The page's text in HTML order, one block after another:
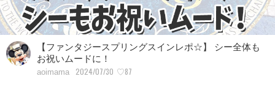
【ファンタジースプリングスインレポ☆】 シー全体も
お祝いムードに！
aoimama 2024/07/30 ♡87